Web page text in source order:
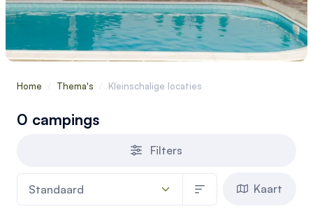
Home / Thema's / Kleinschalige locaties
0 campings
Filters
Kaart